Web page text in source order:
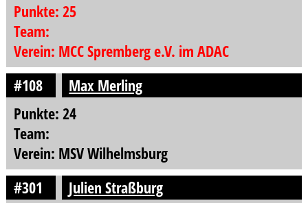
Punkte: 25
Team:
Verein: MCC Spremberg e.V. im ADAC
#108
Max Merling
Punkte: 24
Team:
Verein: MSV Wilhelmsburg
#301
Julien Straßburg